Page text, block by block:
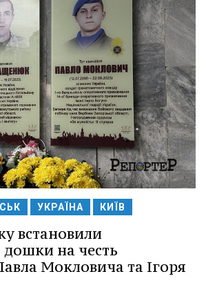
УКРАЇНА КИЇВ
встановили
дошки на честь
Мокловича та Ігоря